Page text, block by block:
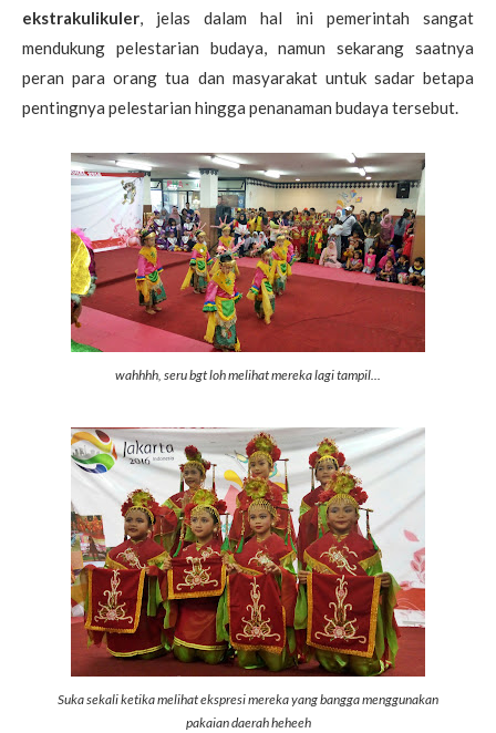
ekstrakulikuler, jelas dalam hal ini pemerintah sangat
mendukung pelestarian budaya, namun sekarang saatnya
peran para orang tua dan masyarakat untuk sadar betapa
pentingnya pelestarian hingga penanaman budaya tersebut.
wahhhh, seru bgt loh melihat mereka lagi tampil...
Suka sekali ketika melihat ekspresi mereka yang bangga menggunakan
pakaian daerah heheeh